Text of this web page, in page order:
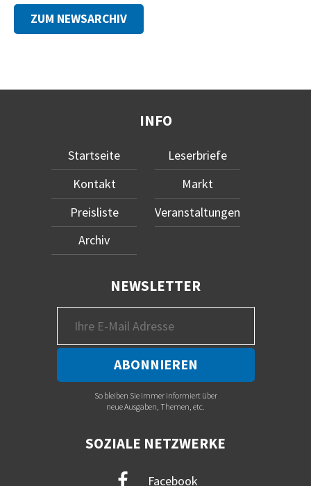
ZUM NEWSARCHIV
INFO
Startseite
Kontakt
Preisliste
Archiv
Leserbriefe
Markt
Veranstaltungen
NEWSLETTER
So bleiben Sie immer informiert über
neue Ausgaben, Themen, etc.
SOZIALE NETZWERKE
Facebook